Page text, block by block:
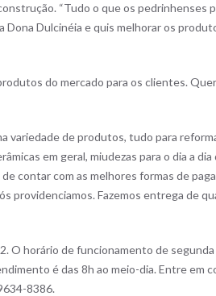
“Tudo o que os pedrinhenses
Dona Dulcinéia e quis melhorar os
do mercado para os clientes.
variedade de produtos, tudo para
em geral, miudezas para o dia a dia
contar com as melhores formas de
providenciamos. Fazemos entrega de
O horário de funcionamento de
é das 8h ao meio-dia. Entre em
8386.